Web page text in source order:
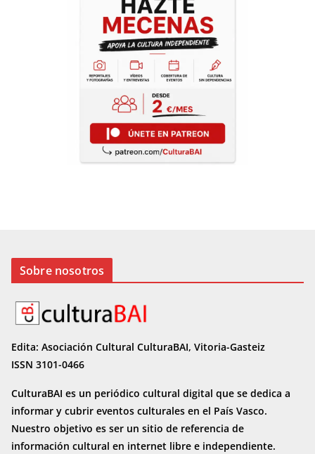
Sobre nosotros
Edita: Asociación Cultural CulturaBAI, Vitoria-Gasteiz
ISSN 3101-0466
CulturaBAI es un periódico cultural digital que se dedica a
informar y cubrir eventos culturales en el País Vasco.
Nuestro objetivo es ser un sitio de referencia de
información cultural en internet libre e independiente.